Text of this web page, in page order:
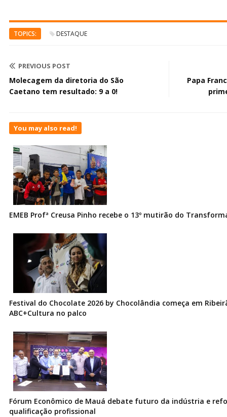
TOPICS: DESTAQUE
PREVIOUS POST
Molecagem da diretoria do São
Caetano tem resultado: 9 a 0!
Papa
You may also read!
EMEB Profª Creusa Pinho recebe o 13º mutirão do
Festival do Chocolate 2026 by Chocolândia começa em
ABC+Cultura no palco
Fórum Econômico de Mauá debate futuro da indústria e
qualificação profissional